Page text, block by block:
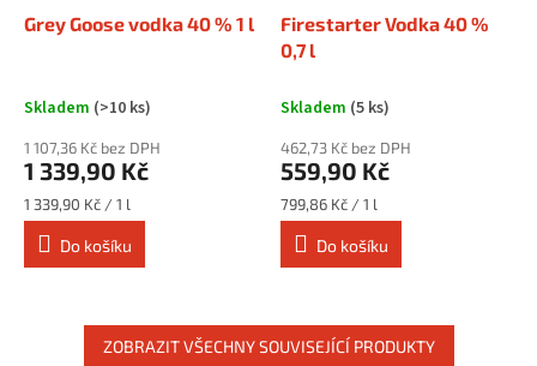
Grey Goose vodka 40 % 1 l
Skladem (>10 ks)
1 107,36 Kč bez DPH
1 339,90 Kč
Měrná
cena:
1 339,90 Kč / 1 l
Do košíku
Firestarter Vodka 40 %
0,7 l
Skladem (5 ks)
462,73 Kč bez DPH
559,90 Kč
Měrná
cena:
799,86 Kč / 1 l
Do košíku
ZOBRAZIT VŠECHNY SOUVISEJÍCÍ PRODUKTY